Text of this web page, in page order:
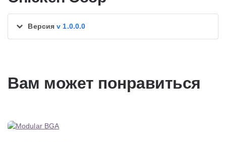
Версияv 1.0.0.0
Вам может понравиться